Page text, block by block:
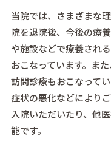
当院では、さまざまな
院を退院後、今後の療
や施設などで療養され
おこなっています。ま
訪問診療もおこなってい
症状の悪化などにより
入院いただいたり、他
能です。